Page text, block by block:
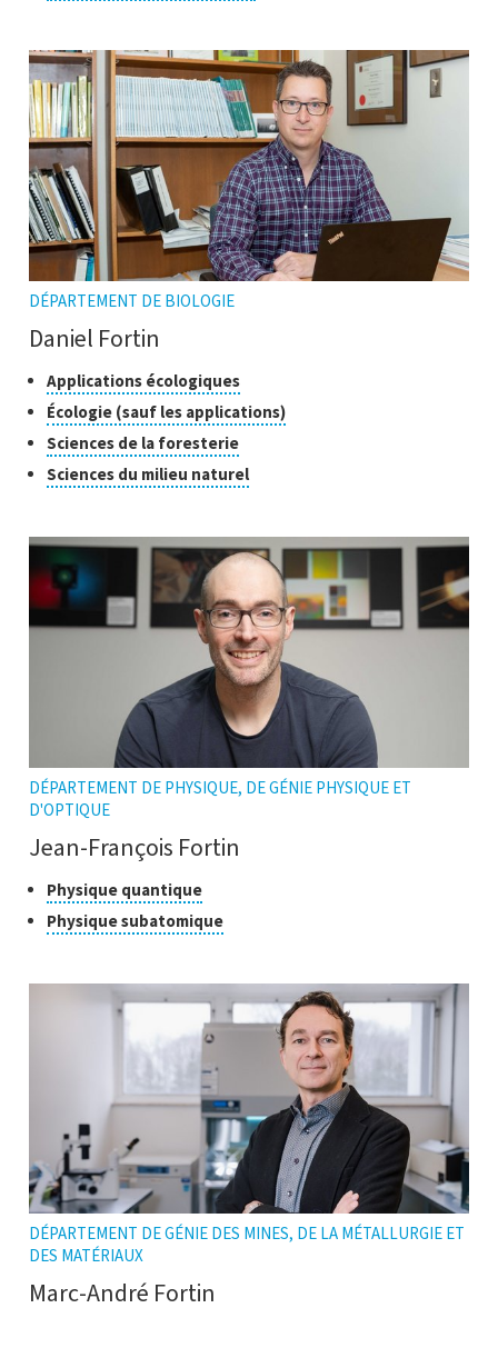
pour
l'infobulle
DÉPARTEMENT DE BIOLOGIE
Daniel Fortin
Classes
de
recherche
Applications écologiquesCliquer
pour
ouvrir
Écologie (sauf les applications)Cliquer
pour
Sciences de la foresterieCliquer
pour
ouvrir
Sciences du milieu naturelCliquer
pour
l'infobulle
DÉPARTEMENT DE PHYSIQUE, DE GÉNIE PHYSIQUE ET
D'OPTIQUE
Jean-François Fortin
Classes
de
recherche
Physique quantiqueCliquer
pour
ouvrir
Physique subatomiqueCliquer
pour
l'infobulle
DÉPARTEMENT DE GÉNIE DES MINES, DE LA MÉTALLURGIE ET
DES MATÉRIAUX
Marc-André Fortin